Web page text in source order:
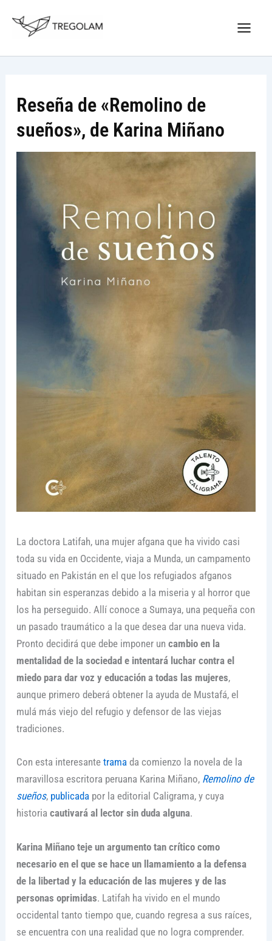
Reseña de «Remolino de
sueños», de Karina Miñano
La doctora Latifah, una mujer afgana que ha vivido casi
toda su vida en Occidente, viaja a Munda, un campamento
situado en Pakistán en el que los refugiados afganos
habitan sin esperanzas debido a la miseria y al horror que
los ha perseguido. Allí conoce a Sumaya, una pequeña con
un pasado traumático a la que desea dar una nueva vida.
Pronto decidirá que debe imponer un cambio en la
mentalidad de la sociedad e intentará luchar contra el
miedo para dar voz y educación a todas las mujeres,
aunque primero deberá obtener la ayuda de Mustafá, el
mulá más viejo del refugio y defensor de las viejas
tradiciones.
Con esta interesante tramada comienzo la novela de la
maravillosa escritora peruana Karina Miñano, Remolino de
sueños, publicadapor la editorial Caligrama, y cuya
historia cautivará al lector sin duda alguna.
Karina Miñano teje un argumento tan crítico como
necesario en el que se hace un llamamiento a la defensa
de la libertad y la educación de las mujeres y de las
personas oprimidas. Latifah ha vivido en el mundo
occidental tanto tiempo que, cuando regresa a sus raíces,
se encuentra con una realidad que no logra comprender.